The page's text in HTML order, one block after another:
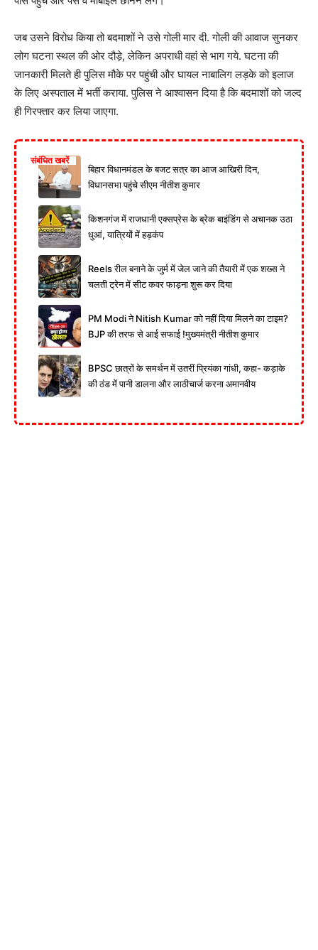
जब उसने विरोध किया तो बदमाशों ने उसे गोली मार दी. गोली की आवाज सुनकर
लोग घटना स्थल की ओर दौड़े, लेकिन अपराधी वहां से भाग गये. घटना की
जानकारी मिलते ही पुलिस मौके पर पहुंची और घायल नाबालिग लड़के को इलाज
के लिए अस्पताल में भर्ती कराया. पुलिस ने आश्वासन दिया है कि बदमाशों को जल्द
ही गिरफ्तार कर लिया जाएगा.
संबंधित खबरें
बिहार विधानमंडल के बजट सत्र का आज आखिरी दिन,
विधानसभा पहुंचे सीएम नीतीश कुमार
किशनगंज में राजधानी एक्सप्रेस के ब्रेक बाइंडिंग से अचानक उठा
धुआं, यात्रियों में हड़कंप
Reels रील बनाने के जुर्म में जेल जाने की तैयारी में एक शख्स ने
चलती ट्रेन में सीट कवर फाड़ना शुरू कर दिया
PM Modi ने Nitish Kumar को नहीं दिया मिलने का टाइम?
BJP की तरफ से आई सफाई !मुख्यमंत्री नीतीश कुमार
BPSC छात्रों के समर्थन में उतरीं प्रियंका गांधी, कहा- कड़ाके
की ठंड में पानी डालना और लाठीचार्ज करना अमानवीय